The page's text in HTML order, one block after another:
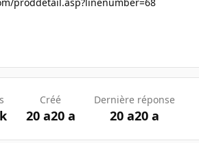
proddetail.asp?linenumber=68
Créé
20 a20 a
Dernière réponse
20 a20 a